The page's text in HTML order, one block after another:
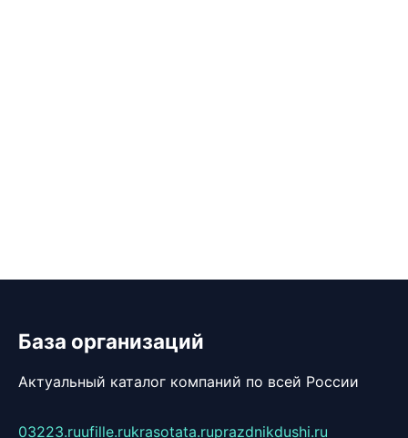
База организаций
Актуальный каталог компаний по всей России
03223.ruufille.rukrasotata.ruprazdnikdushi.ru